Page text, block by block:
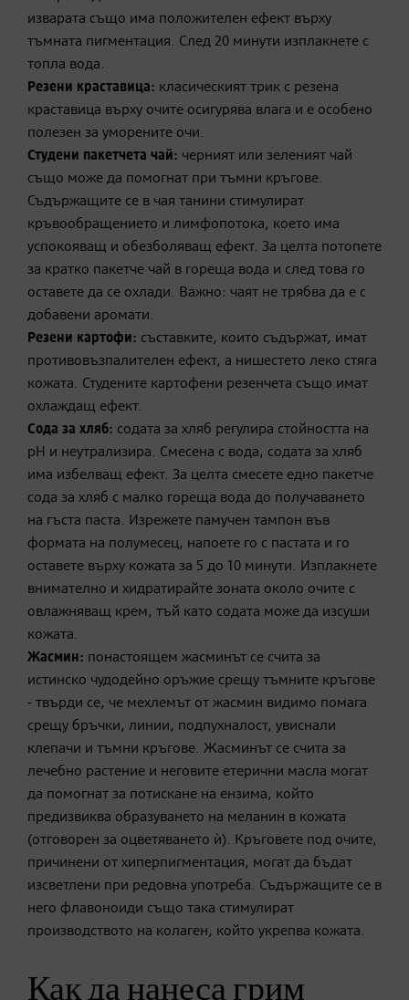
изварата също има положителен ефект върху
тъмната пигментация. След 20 минути изплакнете с
топла вода.
Резени краставица: класическият трик с резена
краставица върху очите осигурява влага и е особено
полезен за уморените очи.
Студени пакетчета чай: черният или зеленият чай
също може да помогнат при тъмни кръгове.
Съдържащите се в чая танини стимулират
кръвообращението и лимфопотока, което има
успокояващ и обезболяващ ефект. За целта потопете
за кратко пакетче чай в гореща вода и след това го
оставете да се охлади. Важно: чаят не трябва да е с
добавени аромати.
Резени картофи: съставките, които съдържат, имат
противовъзпалителен ефект, а нишестето леко стяга
кожата. Студените картофени резенчета също имат
охлаждащ ефект.
Сода за хляб: содата за хляб регулира стойността на
pH и неутрализира. Смесена с вода, содата за хляб
има избелващ ефект. За целта смесете едно пакетче
сода за хляб с малко гореща вода до получаването
на гъста паста. Изрежете памучен тампон във
формата на полумесец, напоете го с пастата и го
оставете върху кожата за 5 до 10 минути. Изплакнете
внимателно и хидратирайте зоната около очите с
овлажняващ крем, тъй като содата може да изсуши
кожата.
Жасмин: понастоящем жасминът се счита за
истинско чудодейно оръжие срещу тъмните кръгове
- твърди се, че мехлемът от жасмин видимо помага
срещу бръчки, линии, подпухналост, увиснали
клепачи и тъмни кръгове. Жасминът се счита за
лечебно растение и неговите етерични масла могат
да помогнат за потискане на ензима, който
предизвиква образуването на меланин в кожата
(отговорен за оцветяването ѝ). Кръговете под очите,
причинени от хиперпигментация, могат да бъдат
изсветлени при редовна употреба. Съдържащите се в
него флавоноиди също така стимулират
производството на колаген, който укрепва кожата.
Как да нанеса грим